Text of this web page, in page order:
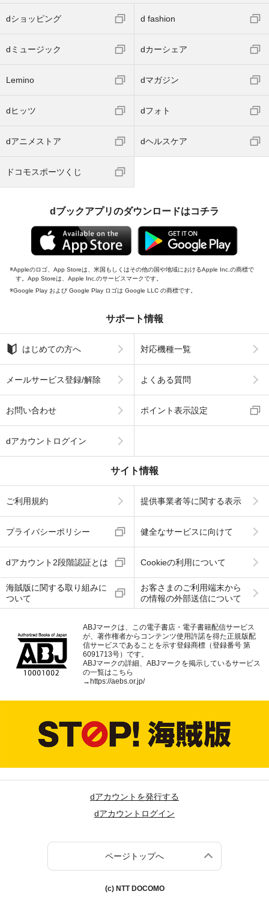
dショッピング d fashion
dミュージック dカーシェア
Lemino dマガジン
dヒッツ dフォト
dアニメストア dヘルスケア
ドコモスポーツくじ
dブックアプリのダウンロードはコチラ
Appleのロゴ、App Storeは、米国もしくはその他の国や地域におけるApple Inc.の商標で
す。App Storeは、Apple Inc.のサービスマークです。
Google Play および Google Play ロゴは Google LLC の商標です。
サポート情報
はじめての方へ 対応機種一覧
メールサービス登録/解除 よくある質問
お問い合わせ ポイント表示設定
dアカウントログイン
サイト情報
ご利用規約 提供事業者等に関する表示
プライバシーポリシー 健全なサービスに向けて
dアカウント2段階認証とは Cookieの利用について
海賊版に関する取り組みに
ついて
お客さまのご利用端末から
の情報の外部送信について
ABJマークは、この電子書店・電子書籍配信サービス
が、著作権者からコンテンツ使用許諾を得た正規版配
信サービスであることを示す登録商標（登録番号 第
6091713号）です。
ABJマークの詳細、ABJマークを掲示しているサービス
の一覧はこちら
→https://aebs.or.jp/
dアカウントを発行する
dアカウントログイン
ページトップへ
(c) NTT DOCOMO